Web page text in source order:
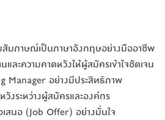
สัมภาษณ์เป็นภาษาอังกฤษอย่างมืออาชีพ
และความคาดหวังให้ผู้สมัครเข้าใจชัดเจน
Manager อย่างมีประสิทธิภาพ
วังระหว่างผู้สมัครและองค์กร
สนอ (Job Offer) อย่างมั่นใจ